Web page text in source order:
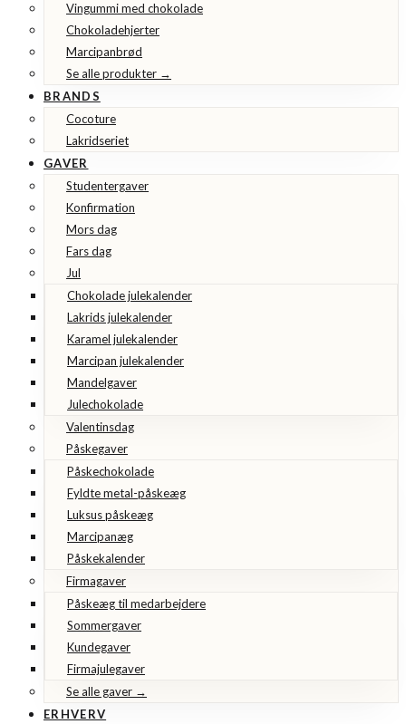
Vingummi med chokolade
Chokoladehjerter
Marcipanbrød
Se alle produkter →
BRANDS
Cocoture
Lakridseriet
GAVER
Studentergaver
Konfirmation
Mors dag
Fars dag
Jul
Chokolade julekalender
Lakrids julekalender
Karamel julekalender
Marcipan julekalender
Mandelgaver
Julechokolade
Valentinsdag
Påskegaver
Påskechokolade
Fyldte metal-påskeæg
Luksus påskeæg
Marcipanæg
Påskekalender
Firmagaver
Påskeæg til medarbejdere
Sommergaver
Kundegaver
Firmajulegaver
Se alle gaver →
ERHVERV